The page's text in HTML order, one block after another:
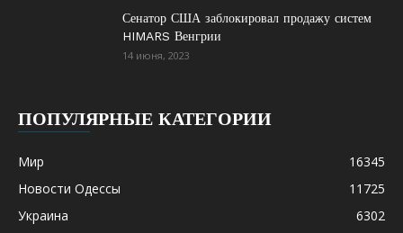
Сенатор США заблокировал продажу систем
HIMARS Венгрии
14 июня, 2023
ПОПУЛЯРНЫЕ КАТЕГОРИИ
Мир
16345
Новости Одессы
11725
Украина
6302